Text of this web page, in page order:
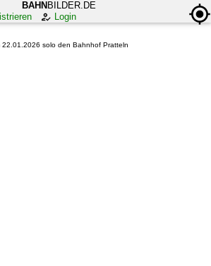
BAHN BILDER.DE
Login
solo den Bahnhof Pratteln